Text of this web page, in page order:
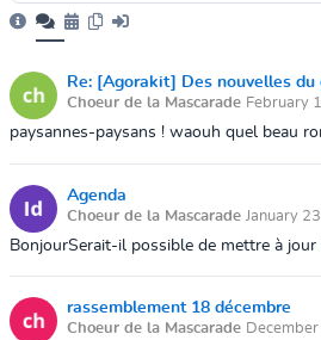
Re: [Agorakit] Des nouvelles du
Mascarade"
Choeur de la Mascarade February
‌paysannes-paysans ! waouh quel beau
Agenda
Choeur de la Mascarade January
BonjourSerait-il possible de mettre à jour
l"Agor...
rassemblement 18 décembre
Choeur de la Mascarade